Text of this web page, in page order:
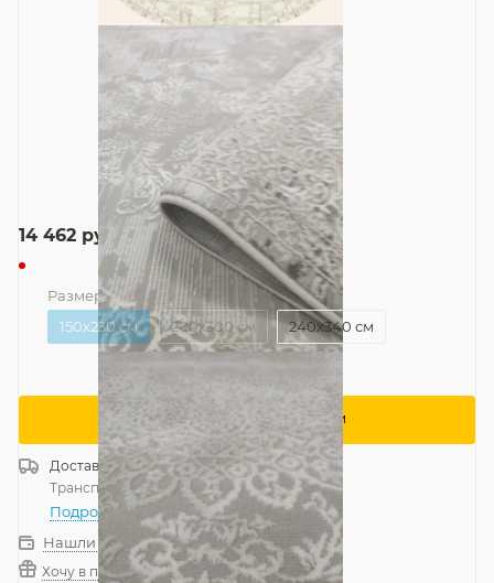
14 462 руб./шт
Размер —
150x230 см
150x230 см
200x300 см 240x340 см
Сообщить о поступлении
Доставка Россия
Транспортной компанией
— бесплатно
Подробнее
Нашли дешевле?
Хочу в подарок